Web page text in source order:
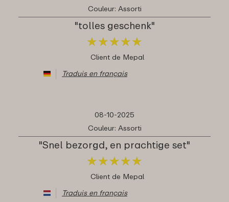
Couleur: Assorti
"tolles geschenk"
★★★★★
★★★★★
Client de Mepal
Traduis en français
08-10-2025
Couleur: Assorti
"Snel bezorgd, en prachtige set"
★★★★★
★★★★★
Client de Mepal
Traduis en français